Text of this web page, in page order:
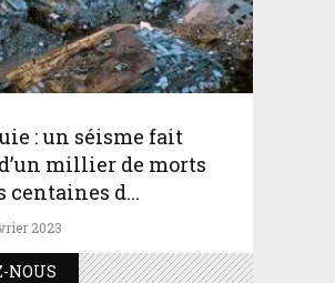
: un séisme fait
millier de morts
centaines d...
2023
NOUS